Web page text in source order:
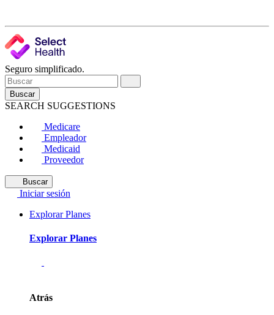
Seguro simplificado.
Buscar
SEARCH SUGGESTIONS
Medicare
Empleador
Medicaid
Proveedor
Buscar
Iniciar sesión
Explorar Planes
Explorar Planes
Atrás